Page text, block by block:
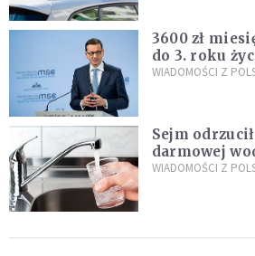
3600 zł
do 3. roku
propozycji
WIADOMOŚCI Z
Sejm
darmowej
restauracjach
WIADOMOŚCI Z